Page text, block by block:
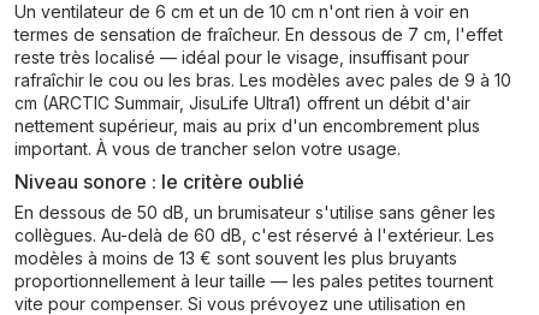
Un ventilateur de 6 cm et un de 10 cm n'ont rien à voir en
termes de sensation de fraîcheur. En dessous de 7 cm, l'effet
reste très localisé — idéal pour le visage, insuffisant pour
rafraîchir le cou ou les bras. Les modèles avec pales de 9 à 10
cm (ARCTIC Summair, JisuLife Ultra1) offrent un débit d'air
nettement supérieur, mais au prix d'un encombrement plus
important. À vous de trancher selon votre usage.
Niveau sonore : le critère oublié
En dessous de 50 dB, un brumisateur s'utilise sans gêner les
collègues. Au-delà de 60 dB, c'est réservé à l'extérieur. Les
modèles à moins de 13 € sont souvent les plus bruyants
proportionnellement à leur taille — les pales petites tournent
vite pour compenser. Si vous prévoyez une utilisation en